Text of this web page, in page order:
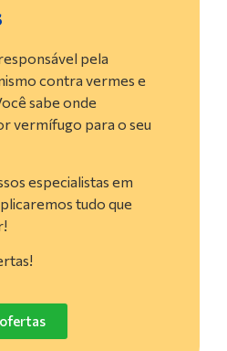
pela
contra vermes e
sabe onde
vermífugo para o seu
especialistas em
tudo que